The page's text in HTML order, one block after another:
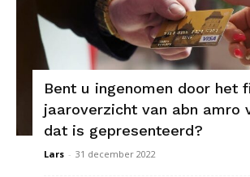
Bent u ingenomen door het
jaaroverzicht van abn amro
dat is gepresenteerd?
Lars - 31 december 2022